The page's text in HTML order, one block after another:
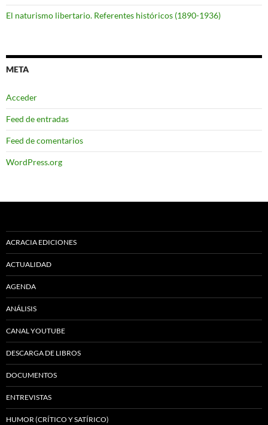
El naturismo libertario. Referentes históricos (1890-1936)
META
Acceder
Feed de entradas
Feed de comentarios
WordPress.org
ACRACIA EDICIONES
ACTUALIDAD
AGENDA
ANÁLISIS
CANAL YOUTUBE
DESCARGA DE LIBROS
DOCUMENTOS
ENTREVISTAS
HUMOR (CRÍTICO Y SATÍRICO)